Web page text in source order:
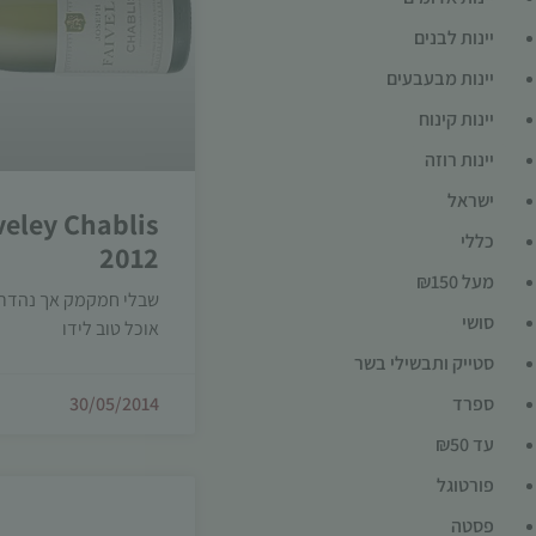
יינות לבנים
יינות מבעבעים
יינות קינוח
יינות רוזה
ישראל
כללי
מעל ₪150
סושי
סטייק ותבשילי בשר
ספרד
עד ₪50
פורטוגל
פסטה
Chablis
2012
שבלי חמקמק אך
אוכל טוב לידו
30/05/2014